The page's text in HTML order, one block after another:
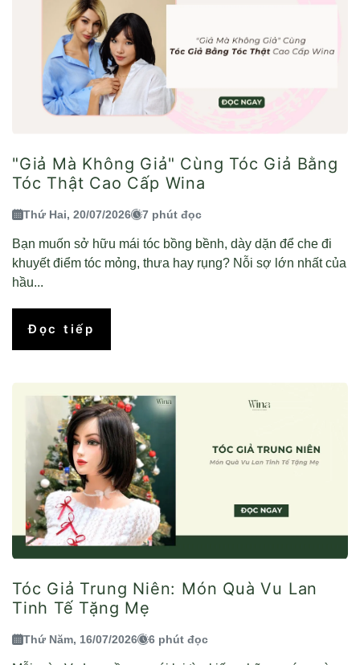
"Giả Mà Không Giả" Cùng Tóc Giả Bằng
Tóc Thật Cao Cấp Wina
Thứ Hai, 20/07/2026 7 phút đọc
Bạn muốn sở hữu mái tóc bồng bềnh, dày dặn để che đi
khuyết điểm tóc mỏng, thưa hay rụng? Nỗi sợ lớn nhất của
hầu...
Đọc tiếp
Tóc Giả Trung Niên: Món Quà Vu Lan
Tinh Tế Tặng Mẹ
Thứ Năm, 16/07/2026 6 phút đọc